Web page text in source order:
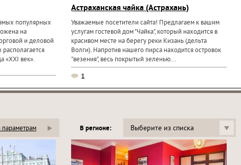
популярных
на
и деловой
«XXI век».
Астраханская чайка (Астрахань)
Уважаемые посетители сайта! Предлагаем к вашим
услугам гостевой дом "Чайка", который находится в
красивом месте на берегу реки Кизань (дельта
Волги). Напротив нашего пирса находится островок
"везения", весь покрытый зеленью...
1
параметрам В регионе: Выберите из списка